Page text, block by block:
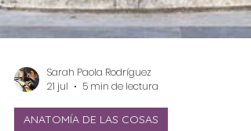
Sarah Paola Rodríguez
21 jul
5 min de lectura